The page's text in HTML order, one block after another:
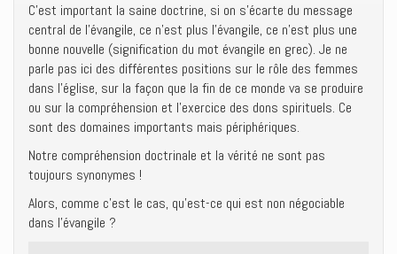
C’est important la saine doctrine, si on s’écarte du message
central de l’évangile, ce n’est plus l’évangile, ce n’est plus une
bonne nouvelle (signification du mot évangile en grec). Je ne
parle pas ici des différentes positions sur le rôle des femmes
dans l’église, sur la façon que la fin de ce monde va se produire
ou sur la compréhension et l’exercice des dons spirituels. Ce
sont des domaines importants mais périphériques.
Notre compréhension doctrinale et la vérité ne sont pas
toujours synonymes !
Alors, comme c’est le cas, qu’est-ce qui est non négociable
dans l’évangile ?